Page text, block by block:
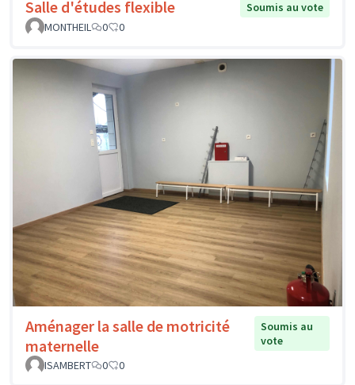
Salle d'études flexible
Soumis au vote
MONTHEIL
0 0
Aménager la salle de motricité
maternelle
Soumis au
vote
ISAMBERT
0 0